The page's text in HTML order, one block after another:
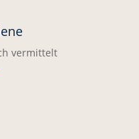
vermittelt